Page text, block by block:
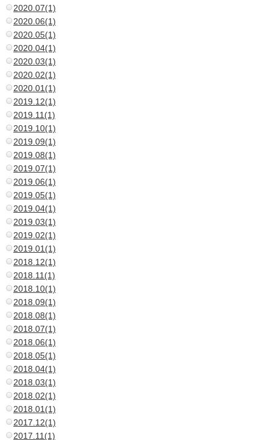
2020.07(1)
2020.06(1)
2020.05(1)
2020.04(1)
2020.03(1)
2020.02(1)
2020.01(1)
2019.12(1)
2019.11(1)
2019.10(1)
2019.09(1)
2019.08(1)
2019.07(1)
2019.06(1)
2019.05(1)
2019.04(1)
2019.03(1)
2019.02(1)
2019.01(1)
2018.12(1)
2018.11(1)
2018.10(1)
2018.09(1)
2018.08(1)
2018.07(1)
2018.06(1)
2018.05(1)
2018.04(1)
2018.03(1)
2018.02(1)
2018.01(1)
2017.12(1)
2017.11(1)